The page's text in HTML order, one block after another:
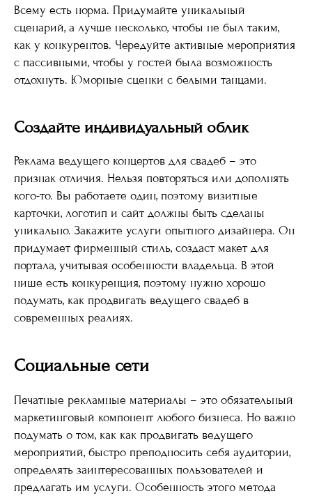
Всему есть норма. Придумайте уникальный
сценарий, а лучше несколько, чтобы не был таким,
как у конкурентов. Чередуйте активные мероприятия
с пассивными, чтобы у гостей была возможность
отдохнуть. Юморные сценки с белыми танцами.
Создайте индивидуальный облик
Реклама ведущего концертов для свадеб – это
признак отличия. Нельзя повторяться или дополнять
кого-то. Вы работаете один, поэтому визитные
карточки, логотип и сайт должны быть сделаны
уникально. Закажите услуги опытного дизайнера. Он
придумает фирменный стиль, создаст макет для
портала, учитывая особенности владельца. В этой
нише есть конкуренция, поэтому нужно хорошо
подумать, как продвигать ведущего свадеб в
современных реалиях.
Социальные сети
Печатные рекламные материалы – это обязательный
маркетинговый компонент любого бизнеса. Но важно
подумать о том, как как продвигать ведущего
мероприятий, быстро преподносить себя аудитории,
определять заинтересованных пользователей и
предлагать им услуги. Особенность этого метода